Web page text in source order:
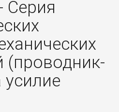
Серия
(проводник-
усилие